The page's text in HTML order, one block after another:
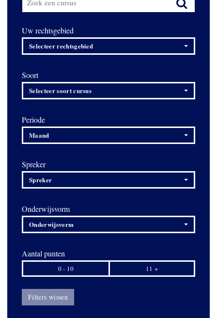
Uw rechtsgebied
Selecteer rechtsgebied
Soort
Selecteer soort cursus
Periode
Maand
Spreker
Spreker
Onderwijsvorm
Onderwijsvorm
Aantal punten
0 - 10 11 +
Filters wissen